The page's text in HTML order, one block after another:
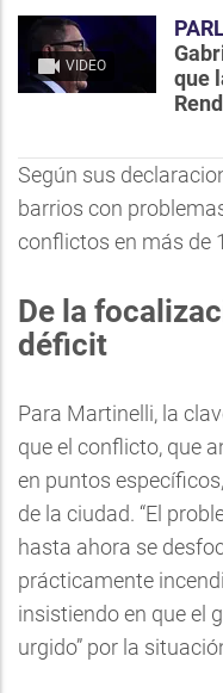
VIDEO
que
Según sus
barrios con
conflictos en más de
De la
déficit
Para Martinelli, la
que el conflicto, que
en puntos
de la ciudad. “El
hasta ahora se
prácticamente
insistiendo en que el
urgido” por la